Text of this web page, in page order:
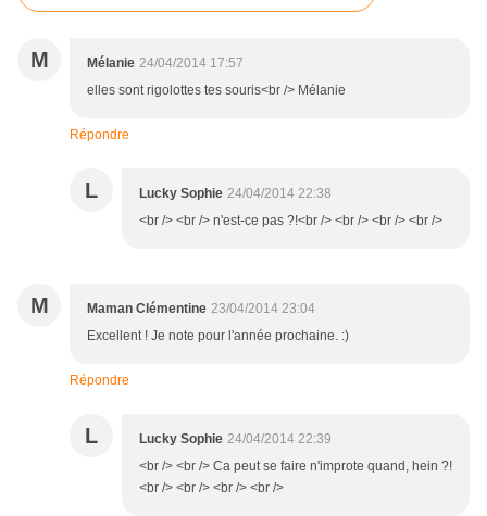
M Mélanie 24/04/2014 17:57
elles sont rigolottes tes souris<br /> Mélanie
Répondre
L Lucky Sophie 24/04/2014 22:38
<br /> <br /> n'est-ce pas ?!<br /> <br /> <br /> <br />
M Maman Clémentine 23/04/2014 23:04
Excellent ! Je note pour l'année prochaine. :)
Répondre
L Lucky Sophie 24/04/2014 22:39
<br /> <br /> Ca peut se faire n'improte quand, hein ?!
<br /> <br /> <br /> <br />